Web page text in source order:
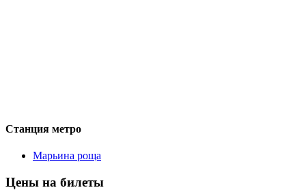
Станция метро
Марьина роща
Цены на билеты